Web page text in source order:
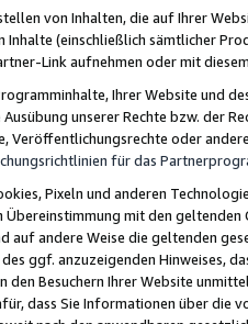
von Inhalten, die auf Ihrer
Inhalte (einschließlich sämtlicher
Link aufnehmen oder mit
Ihrer Website und
unserer Rechte bzw. der
Veröffentlichungsrechte oder
für das
Pixeln und anderen
Übereinstimmung mit den
auf andere Weise die geltenden
ggf. anzuzeigenden Hinweises,
den Besuchern Ihrer Website
dass Sie Informationen über die